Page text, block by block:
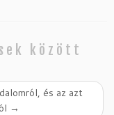
között
és az azt
→